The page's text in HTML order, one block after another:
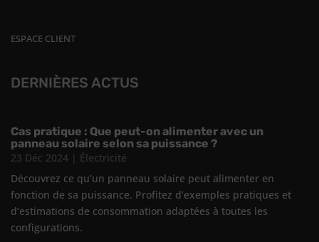
ESPACE CLIENT
DERNIÈRES ACTUS
Cas pratique : Que peut-on alimenter avec un
panneau solaire selon sa puissance ?
23 Déc 2024 | Électricité
Découvrez ce qu’un panneau solaire peut alimenter en
fonction de sa puissance. Profitez d’exemples pratiques et
d’estimations de consommation adaptées à toutes les
configurations.